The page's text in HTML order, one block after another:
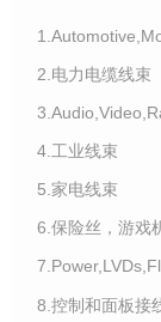
2.电力电缆线束
4.工业线束
5.家电线束
6.保险丝，游戏
8.控制和面板接